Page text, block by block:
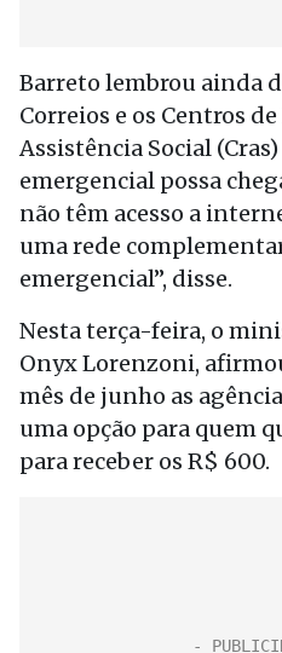
Barreto lembrou ainda
Correios e os Centros
Assistência Social
emergencial possa
não têm acesso a
uma rede
emergencial”, disse.
Nesta terça-feira, o
Onyx Lorenzoni,
mês de junho as
uma opção para quem
para receber os R$ 600.